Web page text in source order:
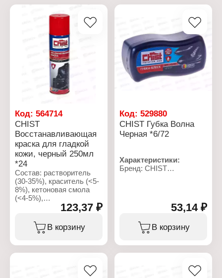
Код: 564714
CHIST
Восстанавливающая
краска для гладкой
кожи, черный 250мл
*24
Состав: растворитель
(30-35%), краситель (<5-
8%), кетоновая смола
(<4-5%),
водоотталкивающий
реагент (<4-5%), спирт
изопропиловый
косметический (0,40%),
123,37 ₽
В корзину
Код:529880
CHIST Губка Волна
Черная *6/72
Характеристики:
Бренд: CHIST
Назначение: для обуви
53,14 ₽
В корзину